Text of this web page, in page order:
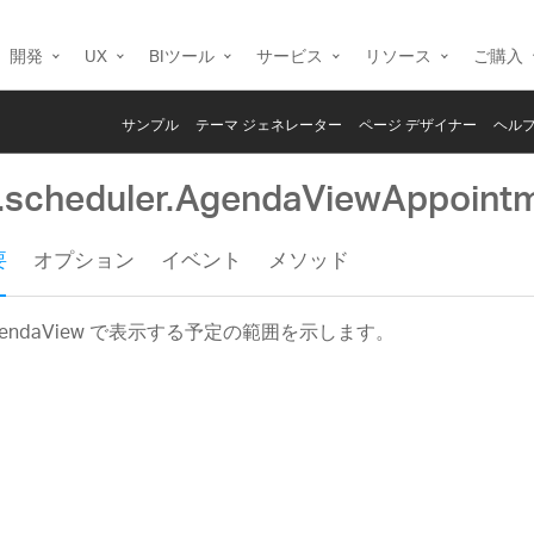
開発 UX BIツール サービス リソース ご購入
サンプル テーマ ジェネレーター ページ デザイナー ヘル
オプション イベント メソッド
で表示する予定の範囲を示します。